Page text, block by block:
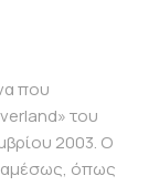
που
του
2003. Ο
αμέσως, όπως